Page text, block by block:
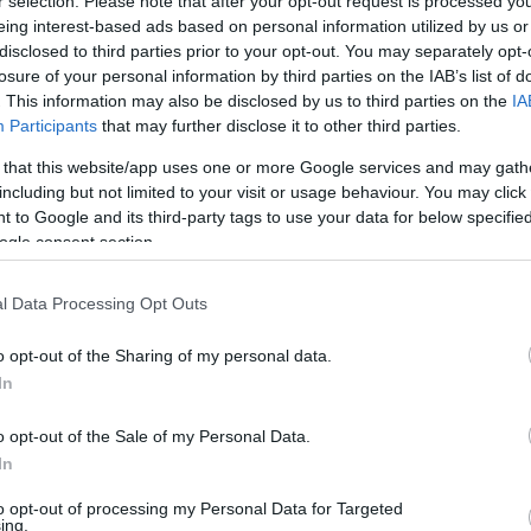
interest-based ads based on personal information utilized by us
to third parties prior to your opt-out. You may separately
of your personal information by third parties on the IAB’s list of
This information may also be disclosed by us to third parties on the
Participants that may further disclose it to other third parties.
that this website/app uses one or more Google services and may
but not limited to your visit or usage behaviour. You may
to Google and its third-party tags to use your data for below
consent section.
Data Processing Opt Outs
opt-out of the Sharing of my personal data.
opt-out of the Sale of my Personal Data.
opt-out of processing my Personal Data for Targeted
. Akkor a szintén kormánypárti, s ugyancsak méltán
nem auditáltató –lap tulajdonosa akart pert
olyan hírt tartalmazott, amit a párt a valóságban is
t, nő az oktatásra fordított költségvetési támogatás,
s feloszlik az MSZP – efféle álinformációkkal
mert a Minapi Idők beszámol róla, hogy az
Csepel. Mégsem volt hiába az eszméletlen összegű
mintájára kötelezően jegyzendő sportkölcsönökből
tíz nemzet között csak Magyarország szerepel.
hogy a Magyar Idők tulajdonosi köre vagy
magából. Ha igen, hát vigyék perre a dolgot.
nem próbálkozott ezzel, legalábbis az interneten
volna elégtételt a kétfarkúakon.
is lenne semmi értelme, bár a viccpárt kiadványa